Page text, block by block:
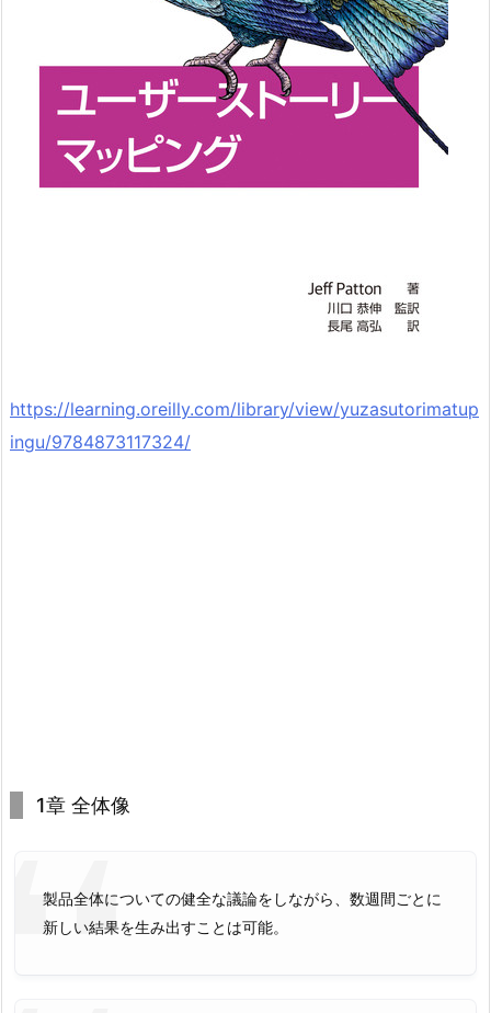
https://learning.oreilly.com/library/view/yuzasutorimatup
ingu/9784873117324/
1章 全体像
製品全体についての健全な議論をしながら、数週間ごとに
新しい結果を生み出すことは可能。